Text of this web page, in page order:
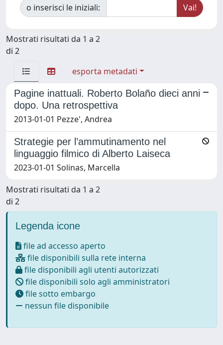
o inserisci le iniziali:
Mostrati risultati da 1 a 2
di 2
esporta metadati
Pagine inattuali. Roberto Bolaño dieci anni
dopo. Una retrospettiva
2013-01-01 Pezze', Andrea
Strategie per l’ammutinamento nel
linguaggio filmico di Alberto Laiseca
2023-01-01 Solinas, Marcella
Mostrati risultati da 1 a 2
di 2
Legenda icone
file ad accesso aperto
file disponibili sulla rete interna
file disponibili agli utenti autorizzati
file disponibili solo agli amministratori
file sotto embargo
nessun file disponibile